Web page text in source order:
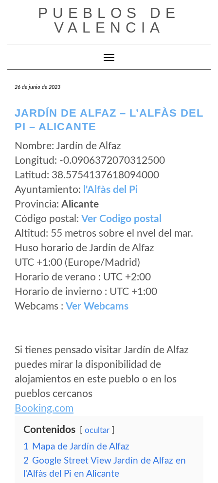
PUEBLOS DE
VALENCIA
Cambiar modo de navegación
26 de junio de 2023
JARDÍN DE ALFAZ – L’ALFÀS DEL
PI – ALICANTE
Nombre: Jardín de Alfaz
Longitud: -0.0906372070312500
Latitud: 38.5754137618094000
Ayuntamiento: l'Alfàs del Pi
Provincia: Alicante
Código postal: Ver Codigo postal
Altitud: 55 metros sobre el nvel del mar.
Huso horario de Jardín de Alfaz
UTC +1:00 (Europe/Madrid)
Horario de verano : UTC +2:00
Horario de invierno : UTC +1:00
Webcams : Ver Webcams
Si tienes pensado visitar Jardín de Alfaz
puedes mirar la disponibilidad de
alojamientos en este pueblo o en los
pueblos cercanos
Booking.com
Contenidos ocultar
1 Mapa de Jardín de Alfaz
2 Google Street View Jardín de Alfaz en
l'Alfàs del Pi en Alicante